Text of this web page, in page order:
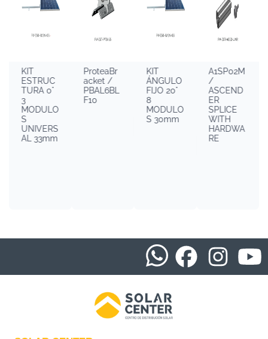
KIT
ESTRUC
TURA 0°
3
MODULO
S
UNIVERS
AL 33mm
ProteaBr
acket /
PBAL6BL
F10
KIT
ÁNGULO
FIJO 20°
8
MODULO
S 30mm
A1SP02M
/
ASCEND
ER
SPLICE
WITH
HARDWA
RE